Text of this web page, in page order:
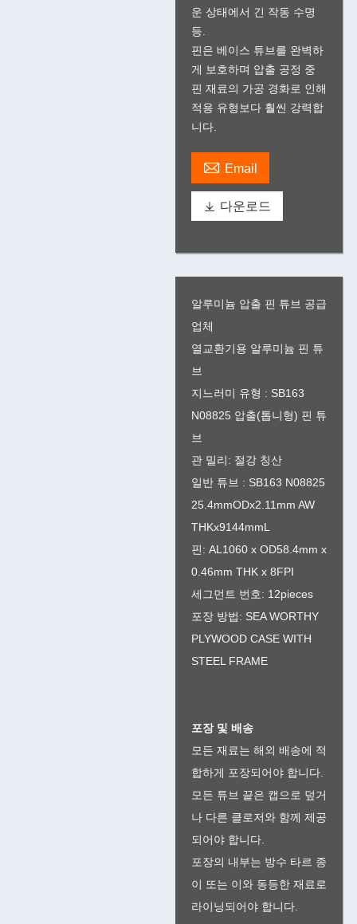
운 상태에서 긴 작동 수명
등.
핀은 베이스 튜브를 완벽하
게 보호하며 압출 공정 중
핀 재료의 가공 경화로 인해
적용 유형보다 훨씬 강력합
니다.
 Email
 다운로드
알루미늄 압출 핀 튜브 공급
업체
열교환기용 알루미늄 핀 튜
브
지느러미 유형 : SB163
N08825 압출(톱니형) 핀 튜
브
관 밀리: 절강 칭산
일반 튜브 : SB163 N08825
25.4mmODx2.11mm AW
THKx9144mmL
핀: AL1060 x OD58.4mm x
0.46mm THK x 8FPI
세그먼트 번호: 12pieces
포장 방법: SEA WORTHY
PLYWOOD CASE WITH
STEEL FRAME
포장 및 배송
모든 재료는 해외 배송에 적
합하게 포장되어야 합니다.
모든 튜브 끝은 캡으로 덮거
나 다른 클로저와 함께 제공
되어야 합니다.
포장의 내부는 방수 타르 종
이 또는 이와 동등한 재료로
라이닝되어야 합니다.